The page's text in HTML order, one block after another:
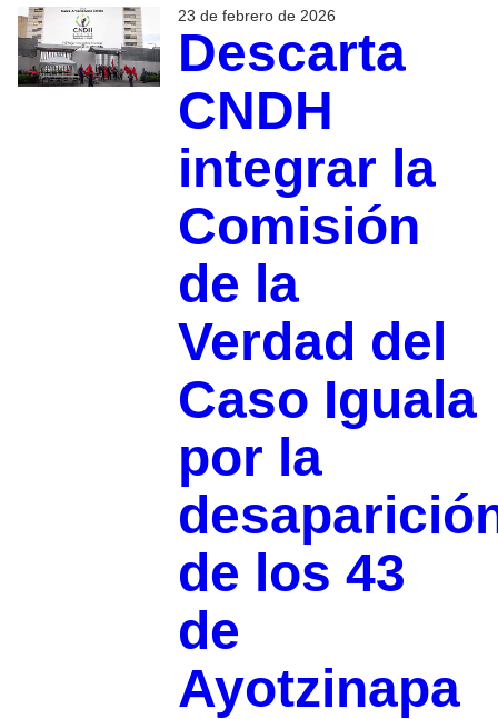
23 de febrero de 2026
Descarta
CNDH
integrar la
Comisión
de la
Verdad del
Caso Iguala
por la
de los 43
de
Ayotzinapa